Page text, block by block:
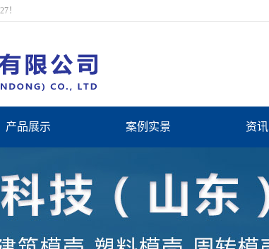
！
产品展示
塑料模壳
建筑模壳
密肋楼盖
案例实景
合作伙伴
资
行
常